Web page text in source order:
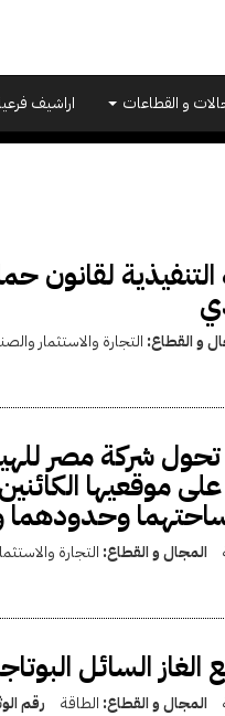
و القطاعات اراشيف
لقانون
و القطاع: التجارة والاستثمار
تحول شركة مصر
موقعيها
وحدودهما
المجال و القطاع: التجارة
السائل
المجال و القطاع: الطاقة رقم